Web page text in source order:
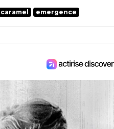
caramel emergence